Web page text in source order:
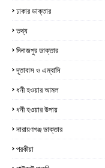
ঢাকার ডাক্তার
তথ্য
দিনাজপুর ডাক্তার
দূতাবাস ও এম্বাসি
ধনী হওয়ার আমল
ধনী হওয়ার উপায়
নারায়ণগঞ্জ ডাক্তার
পরকীয়া